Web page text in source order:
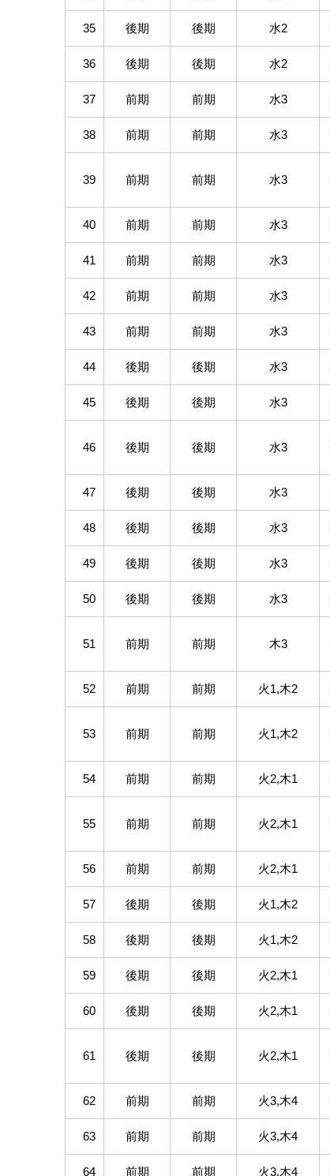
35 後期 後期 水2
36 後期 後期 水2
37 前期 前期 水3
38 前期 前期 水3
39 前期 前期 水3
40 前期 前期 水3
41 前期 前期 水3
42 前期 前期 水3
43 前期 前期 水3
44 後期 後期 水3
45 後期 後期 水3
46 後期 後期 水3
47 後期 後期 水3
48 後期 後期 水3
49 後期 後期 水3
50 後期 後期 水3
51 前期 前期 木3
52 前期 前期 火1,木2
53 前期 前期 火1,木2
54 前期 前期 火2,木1
55 前期 前期 火2,木1
56 前期 前期 火2,木1
57 後期 後期 火1,木2
58 後期 後期 火1,木2
59 後期 後期 火2,木1
60 後期 後期 火2,木1
61 後期 後期 火2,木1
62 前期 前期 火3,木4
63 前期 前期 火3,木4
64 前期 前期 火3,木4